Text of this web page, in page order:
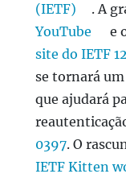
(IETF)
. A
YouTube
e
site do IETF
se tornará
que ajudará
0397. O
IETF Kitten